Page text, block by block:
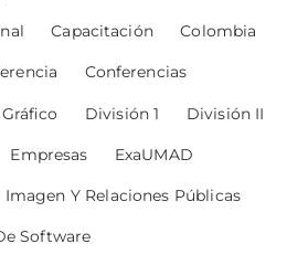
Capacitación Colombia
Conferencias
División 1 División II
Empresas ExaUMAD
Imagen Y Relaciones Públicas
Software